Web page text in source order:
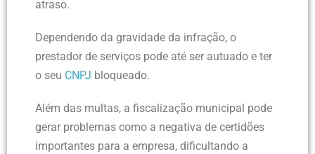
atraso.
Dependendo da gravidade da infração, o
prestador de serviços pode até ser autuado e ter
o seu CNPJ bloqueado.
Além das multas, a fiscalização municipal pode
gerar problemas como a negativa de certidões
importantes para a empresa, dificultando a